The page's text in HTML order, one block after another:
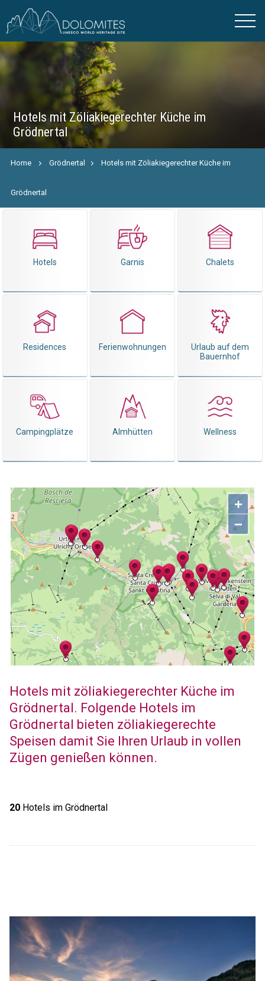
Hotels mit Zöliakiegerechter Küche im
Grödnertal
Home Grödnertal Hotels mit Zöliakiegerechter Küche im
Grödnertal
Hotels Garnis Chalets
Residences Ferienwohnungen
Urlaub auf dem
Bauernhof
Campingplätze Almhütten Wellness
+
−
Hotels mit zöliakiegerechter Küche im
Grödnertal. Folgende Hotels im
Grödnertal bieten zöliakiegerechte
Speisen damit Sie Ihren Urlaub in vollen
Zügen genießen können.
20Hotels im Grödnertal